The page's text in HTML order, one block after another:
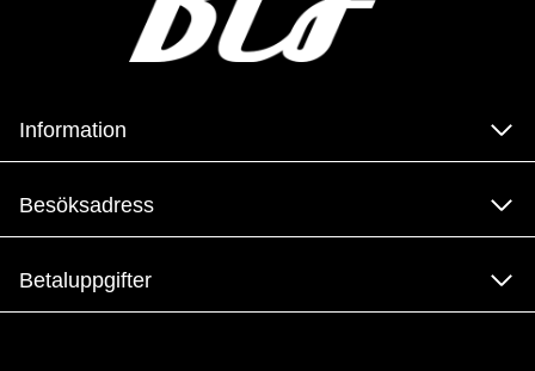
Information
Besöksadress
Betaluppgifter